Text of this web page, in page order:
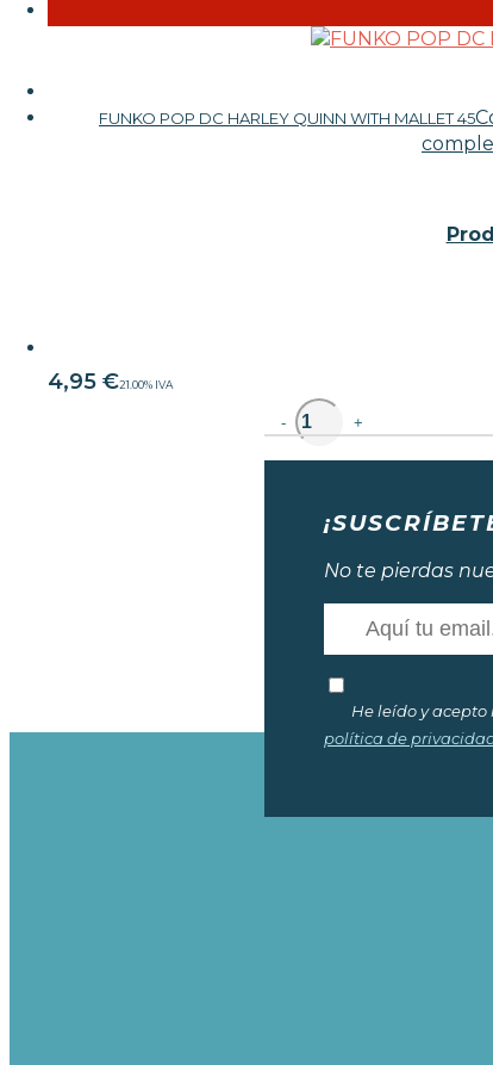
FUNKO POP DC HARLEY QUINN WITH MALLET 45
4,95 €21.00% IVA
- +
No te pierdas
He leído y acepto
política de